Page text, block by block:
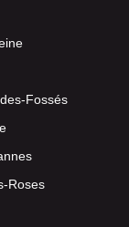
Fossés
Roses